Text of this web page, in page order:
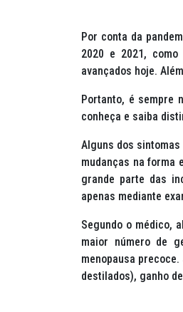
Por conta da
2020 e 2021,
avançados hoje.
Portanto, é sempre
conheça e saiba
Alguns dos
mudanças na forma
grande parte das
apenas mediante
Segundo o médico,
maior número de
menopausa
destilados), ganho